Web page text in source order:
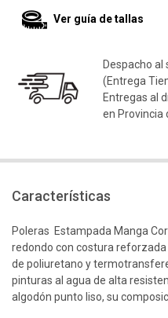
Ver guía de tallas
Despacho al
(Entrega
Entregas al
en Provincia
Características
Poleras Estampada Manga
redondo con costura
de poliuretano y
pinturas al agua de alta
algodón punto liso, su